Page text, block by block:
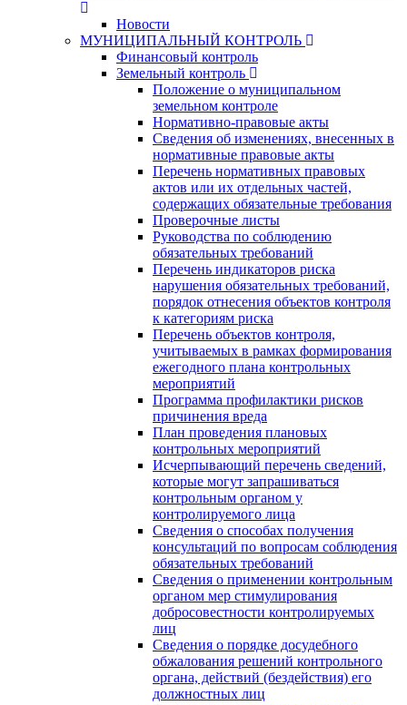
Новости
МУНИЦИПАЛЬНЫЙ КОНТРОЛЬ
Финансовый контроль
Земельный контроль
Положение о муниципальном
земельном контроле
Нормативно-правовые акты
Сведения об изменениях, внесенных в
нормативные правовые акты
Перечень нормативных правовых
актов или их отдельных частей,
содержащих обязательные требования
Проверочные листы
Руководства по соблюдению
обязательных требований
Перечень индикаторов риска
нарушения обязательных требований,
порядок отнесения объектов контроля
к категориям риска
Перечень объектов контроля,
учитываемых в рамках формирования
ежегодного плана контрольных
мероприятий
Программа профилактики рисков
причинения вреда
План проведения плановых
контрольных мероприятий
Исчерпывающий перечень сведений,
которые могут запрашиваться
контрольным органом у
контролируемого лица
Сведения о способах получения
консультаций по вопросам соблюдения
обязательных требований
Сведения о применении контрольным
органом мер стимулирования
добросовестности контролируемых
лиц
Сведения о порядке досудебного
обжалования решений контрольного
органа, действий (бездействия) его
должностных лиц